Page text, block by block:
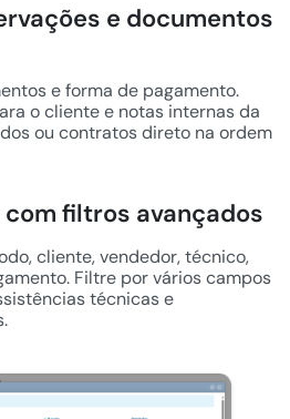
e documentos
e forma de pagamento.
o cliente e notas internas da
ou contratos direto na ordem
com filtros avançados
cliente, vendedor, técnico,
Filtre por vários campos
técnicas e